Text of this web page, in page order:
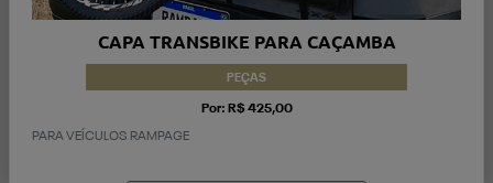
CAPA TRANSBIKE PARA CAÇAMBA
PEÇAS
Por: R$ 425,00
PARA VEÍCULOS RAMPAGE